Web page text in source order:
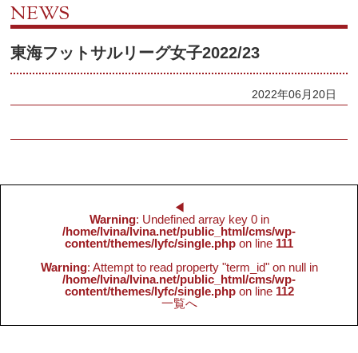
NEWS
東海フットサルリーグ女子2022/23
2022年06月20日
◀︎
Warning: Undefined array key 0 in
/home/lvina/lvina.net/public_html/cms/wp-
content/themes/lyfc/single.php on line 111
Warning: Attempt to read property "term_id" on null in
/home/lvina/lvina.net/public_html/cms/wp-
content/themes/lyfc/single.phpon line 112
一覧へ